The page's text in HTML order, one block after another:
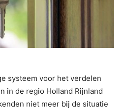
systeem voor het verdelen
in de regio Holland Rijnland
niet meer bij de situatie